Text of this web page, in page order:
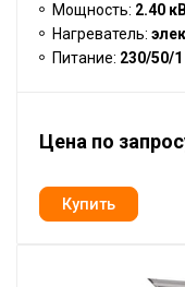
Мощность: 2.40
Нагреватель:
Питание: 230/50/
Цена по